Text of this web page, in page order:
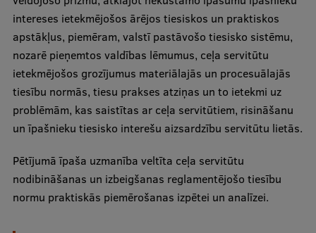
Ilgtspējīga attīstība
Studiju un vides pieejamība
Dati par 2025. gadu
Suvenīri un grāmatas
Ētikas un līdztiesības mācības
intereses ietekmējošos ārējos tiesiskos un praktiskos
apstākļus, piemēram, valstī pastāvošo tiesisko sistēmu,
nozarē pieņemtos valdības lēmumus, ceļa servitūtu
ietekmējošos grozījumus materiālajās un procesuālajās
tiesību normās, tiesu prakses atziņas un to ietekmi uz
problēmām, kas saistītas ar ceļa servitūtiem, risināšanu
un īpašnieku tiesisko interešu aizsardzību servitūtu lietās.
Pētījumā īpaša uzmanība veltīta ceļa servitūtu
nodibināšanas un izbeigšanas reglamentējošo tiesību
normu praktiskās piemērošanas izpētei un analīzei.